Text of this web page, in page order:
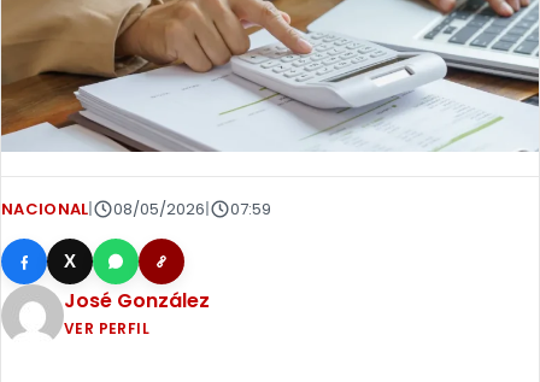
NACIONAL| 08/05/2026| 07:59
X
José González
VER PERFIL